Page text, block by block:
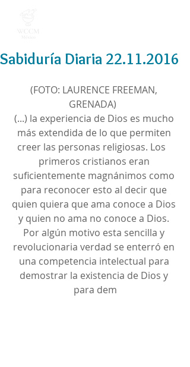
Sabiduría Diaria 22.11.2016
(FOTO: LAURENCE FREEMAN,
GRENADA)
(...) la experiencia de Dios es mucho
más extendida de lo que permiten
creer las personas religiosas. Los
primeros cristianos eran
suficientemente magnánimos como
para reconocer esto al decir que
quien quiera que ama conoce a Dios
y quien no ama no conoce a Dios.
Por algún motivo esta sencilla y
revolucionaria verdad se enterró en
una competencia intelectual para
demostrar la existencia de Dios y
para dem